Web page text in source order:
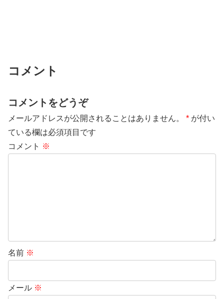
コメント
コメントをどうぞ
メールアドレスが公開されることはありません。 * が付い
ている欄は必須項目です
コメント ※
名前 ※
メール ※